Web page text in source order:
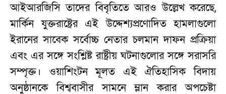
আইআরজিসি তাদের বিবৃতিতে আরও উল্লেখ করেছে,
মার্কিন যুক্তরাষ্ট্রের এই উদ্দেশ্যপ্রণোদিত হামলাগুলো
ইরানের সাবেক সর্বোচ্চ নেতার চলমান দাফন প্রক্রিয়া
এবং এর সঙ্গে সংশ্লিষ্ট রাষ্ট্রীয় ঘটনাগুলোর সঙ্গে সরাসরি
সম্পৃক্ত। ওয়াশিংটন মূলত এই ঐতিহাসিক বিদায়
অনুষ্ঠানকে বিশ্ববাসীর সামনে ম্লান করার অপচেষ্টা